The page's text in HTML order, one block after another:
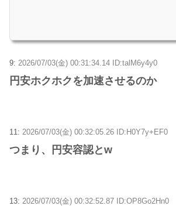
9: 2026/07/03(金) 00:31:34.14 ID:talM6y4y0
円安ホクホクを加速させるのか
11: 2026/07/03(金) 00:32:05.26 ID:H0Y7y+EF0
つまり、円安容認とw
13: 2026/07/03(金) 00:32:52.87 ID:OP8Go2Hn0